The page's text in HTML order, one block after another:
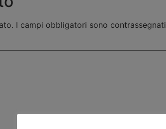
I campi obbligatori sono contrassegnati